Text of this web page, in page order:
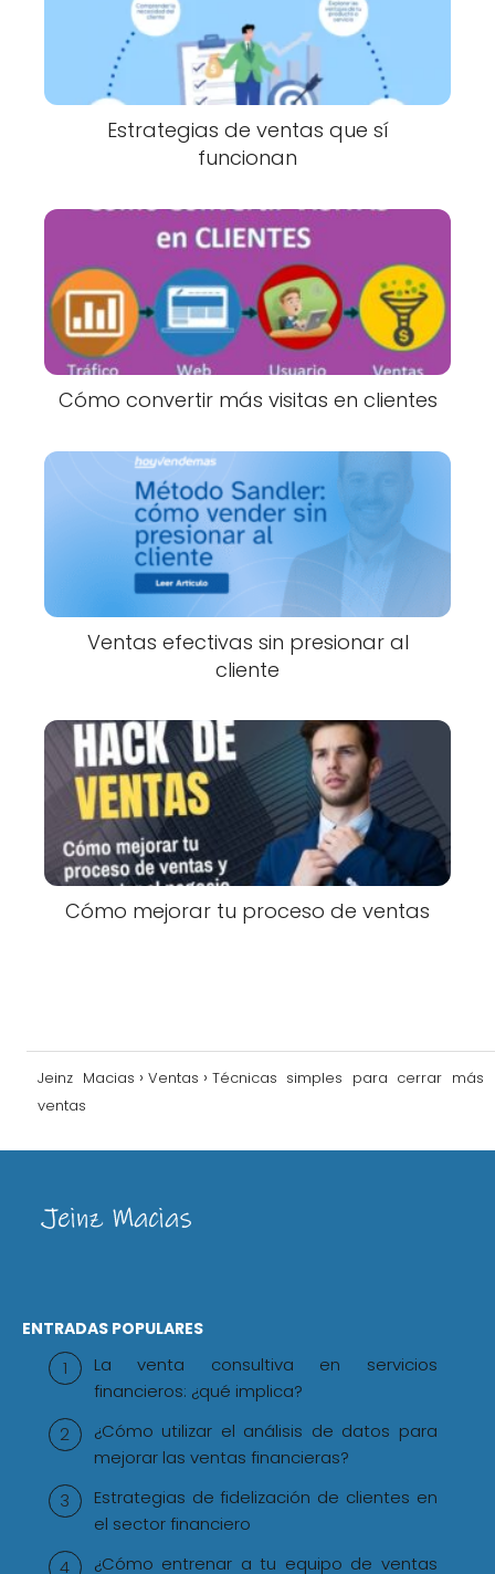
Estrategias de ventas que sí
funcionan
Cómo convertir más visitas en clientes
Ventas efectivas sin presionar al
cliente
Cómo mejorar tu proceso de ventas
Jeinz Macias Ventas
Técnicas simples para cerrar más
ventas
ENTRADAS POPULARES
La venta consultiva en servicios
financieros: ¿qué implica?
¿Cómo utilizar el análisis de datos para
mejorar las ventas financieras?
Estrategias de fidelización de clientes en
el sector financiero
¿Cómo entrenar a tu equipo de ventas